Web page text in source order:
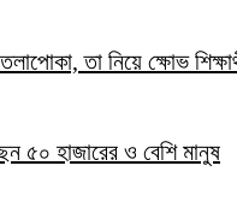
তা নিয়ে ক্ষোভ
৫০ হাজারের ও বেশি মানুষ